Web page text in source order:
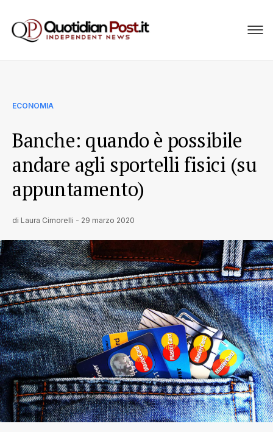
ECONOMIA
Banche: quando è possibile
andare agli sportelli fisici (su
appuntamento)
di Laura Cimorelli - 29 marzo 2020